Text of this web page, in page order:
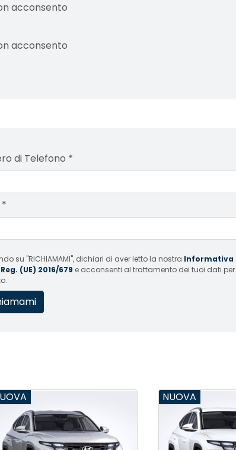
acconsento
acconsento
di Telefono *
*
su "RICHIAMAMI", dichiari di aver letto la nostra Informativa
(UE) 2016/679 e acconsenti al trattamento dei tuoi dati per
NUOVA